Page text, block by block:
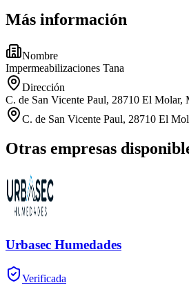
Más información
Nombre
Impermeabilizaciones Tana
Dirección
C. de San Vicente Paul, 28710 El Molar,
C. de San Vicente Paul, 28710 El
Otras empresas
Urbasec Humedades
Verificada